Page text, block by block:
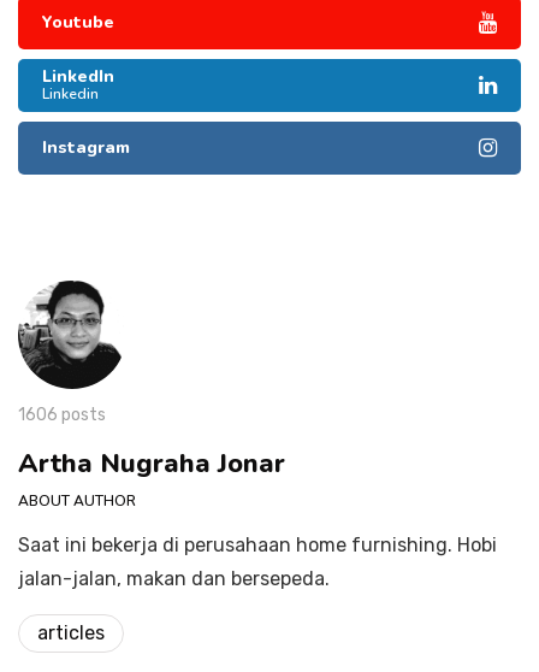
Youtube
LinkedIn
Linkedin
Instagram
1606 posts
Artha Nugraha Jonar
ABOUT AUTHOR
Saat ini bekerja di perusahaan home furnishing. Hobi
jalan-jalan, makan dan bersepeda.
articles